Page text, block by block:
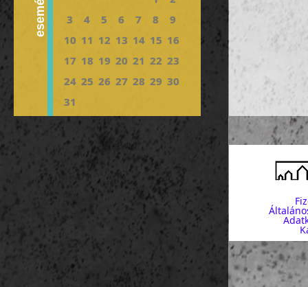
3
4 5 6 7 8
9
10 11 12 13 14 15 16
17 18 19 20 21 22 23
24 25 26 27 28 29 30
31